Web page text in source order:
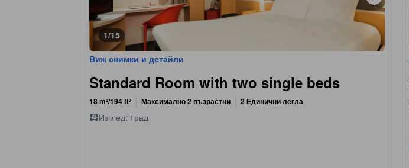
1/15
Виж снимки и детайли
Standard Room with two single beds
18 m²/194 ft² Максимално 2 възрастни 2 Единични легла
Изглед: Град